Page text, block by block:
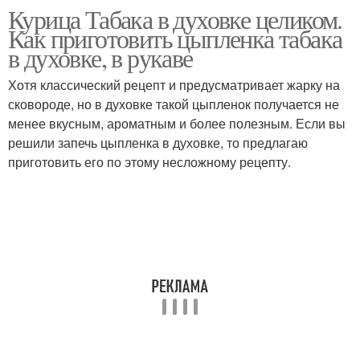
Курица Табака в духовке целиком.
Как приготовить цыпленка табака
в духовке, в рукаве
Хотя классический рецепт и предусматривает жарку на
сковороде, но в духовке такой цыпленок получается не
менее вкусным, ароматным и более полезным. Если вы
решили запечь цыпленка в духовке, то предлагаю
приготовить его по этому несложному рецепту.